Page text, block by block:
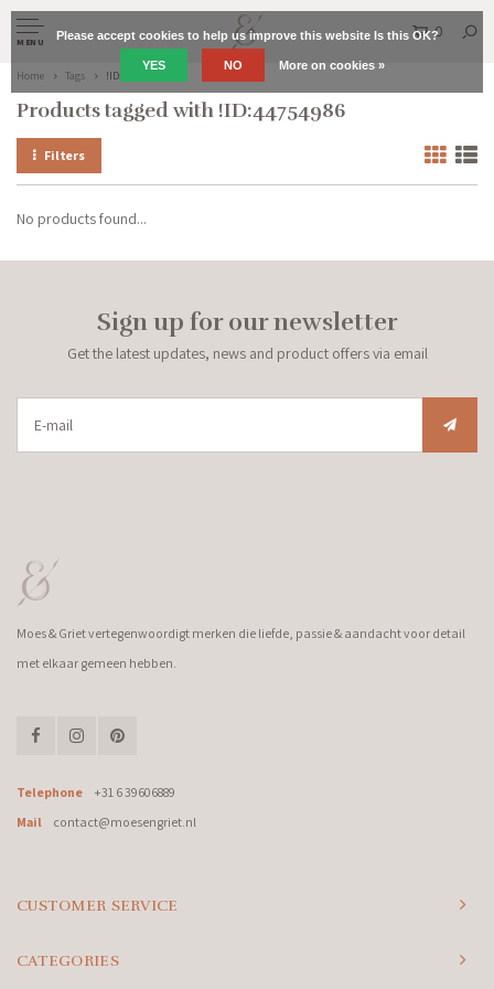
MENU
0
Home Tags !ID:44754986
Products tagged with !ID:44754986
Filters
No products found...
Sign up for our newsletter
Get the latest updates, news and product offers via email
Moes & Griet vertegenwoordigt merken die liefde, passie & aandacht voor detail
met elkaar gemeen hebben.
Telephone
+31 6 39606889
Mail
contact@moesengriet.nl
CUSTOMER SERVICE
CATEGORIES
Please accept cookies to help us improve this website Is this OK?
YES NO More on cookies »